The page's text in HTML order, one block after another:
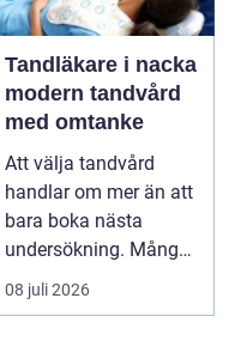
Tandläkare i nacka
modern tandvård
med omtanke
Att välja tandvård
handlar om mer än att
bara boka nästa
undersökning. Många
vill ha en tandläkare
s...
08 juli 2026